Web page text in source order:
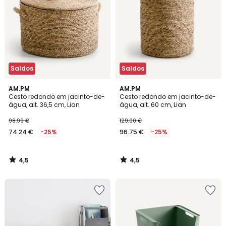
Saldos
AM.PM
Cesto redondo em jacinto-de-
água, alt. 36,5 cm, Lian
98.99 €
74.24 € -25%
4,5
/ 5
4,5
/
Saldos
AM.PM
Cesto redondo em jacinto-de-
água, alt. 60 cm, Lian
129.00 €
96.75 € -25%
4,5
/ 5
4,5
/